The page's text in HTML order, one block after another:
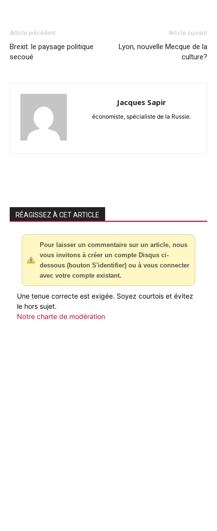
Article précédent
Brexit: le paysage politique
secoué
Article suivant
Lyon, nouvelle Mecque de la
culture?
Jacques Sapir
économiste, spécialiste de la Russie.
RÉAGISSEZ À CET ARTICLE
Pour laisser un commentaire sur un article, nous
vous invitons à créer un compte Disqus ci-
dessous (bouton S'identifier) ou à vous connecter
avec votre compte existant.
Une tenue correcte est exigée. Soyez courtois et évitez
le hors sujet.
Notre charte de modération